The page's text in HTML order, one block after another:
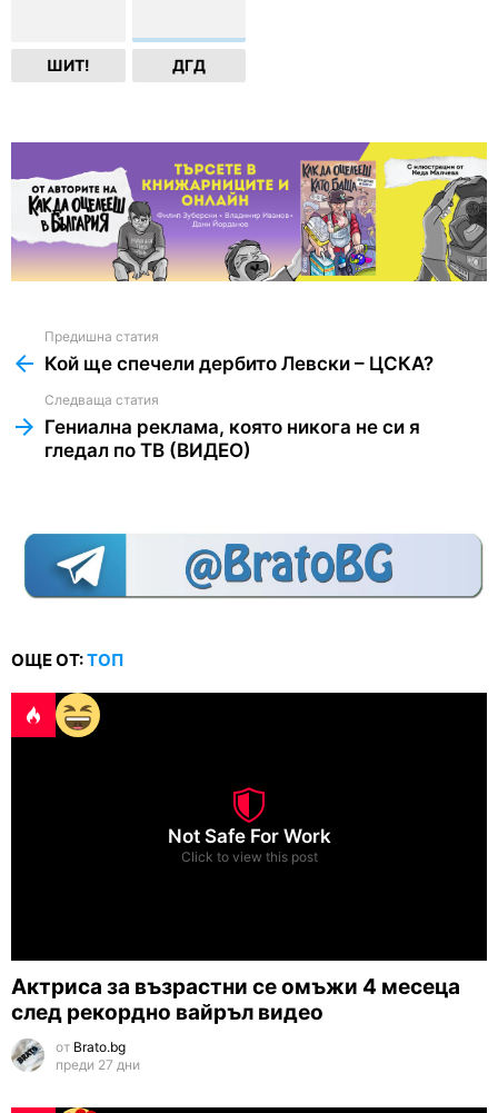
ШИТ! ДГД
more
Предишна статия
Кой ще спечели дербито Левски – ЦСКА?
Следваща статия
Гениална реклама, която никога не си я
гледал по ТВ (ВИДЕО)
ОЩЕ ОТ:ТОП
Not Safe For Work
Click to view this post
Актриса за възрастни се омъжи 4 месеца
след рекордно вайръл видео
от Brato.bg
преди 27 дни